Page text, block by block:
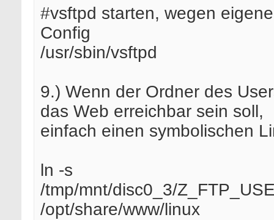
#vsftpd starten, wegen
Config
/usr/sbin/vsftpd
9.) Wenn der Ordner des
das Web erreichbar sein soll,
einfach einen symbolischen
ln -s
/tmp/mnt/disc0_3/
/opt/share/www/linux